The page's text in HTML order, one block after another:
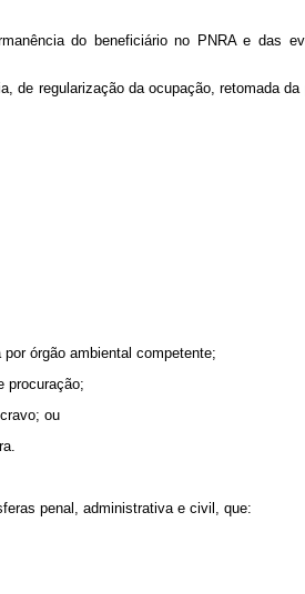
do beneficiário no PNRA e das
regularização da ocupação, retomada
órgão ambiental competente;
procuração;
ou
penal, administrativa e civil, que: